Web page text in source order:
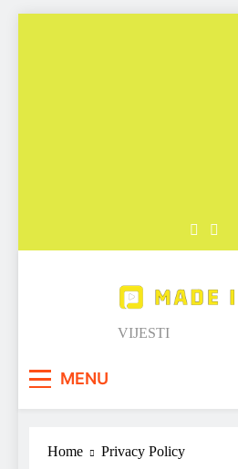
Made in BL
VIJESTI
MENU
Home Privacy Policy